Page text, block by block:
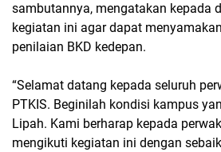
sambutannya, mengatakan kepada
kegiatan ini agar dapat
penilaian BKD kedepan.
“Selamat datang kepada seluruh
PTKIS. Beginilah kondisi kampus
Lipah. Kami berharap kepada
mengikuti kegiatan ini dengan